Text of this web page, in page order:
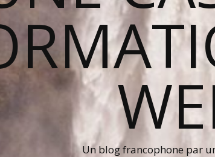
Un blog francophone par